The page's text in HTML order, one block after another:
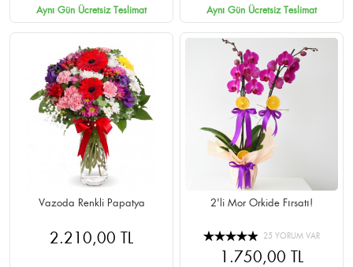
Aynı Gün Ücretsiz Teslimat Aynı Gün Ücretsiz Teslimat
Vazoda Renkli Papatya
2.210,00 TL
2'li Mor Orkide Fırsatı!
25 YORUM VAR
1.750,00 TL